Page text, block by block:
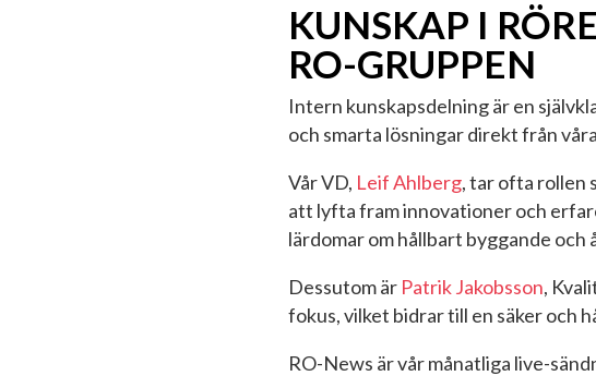
KUNSKAP I
RO-GRUPPEN
Intern kunskapsdelning är en
och smarta lösningar direkt från
Vår VD, Leif Ahlberg, tar ofta rollen
att lyfta fram innovationer och
lärdomar om hållbart byggande och
Dessutom är Patrik Jakobsson,
fokus, vilket bidrar till en säker och
RO-News är vår månatliga live-